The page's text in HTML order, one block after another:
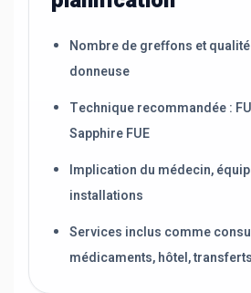
Nombre de greffons et
donneuse
Technique recommandée :
Sapphire FUE
Implication du médecin,
installations
Services inclus comme
médicaments, hôtel,